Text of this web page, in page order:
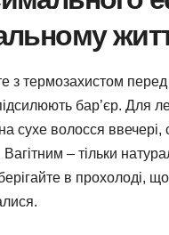
з термозахистом
бар’єр. Для
сухе волосся ввечері,
– тільки
в прохолоді,